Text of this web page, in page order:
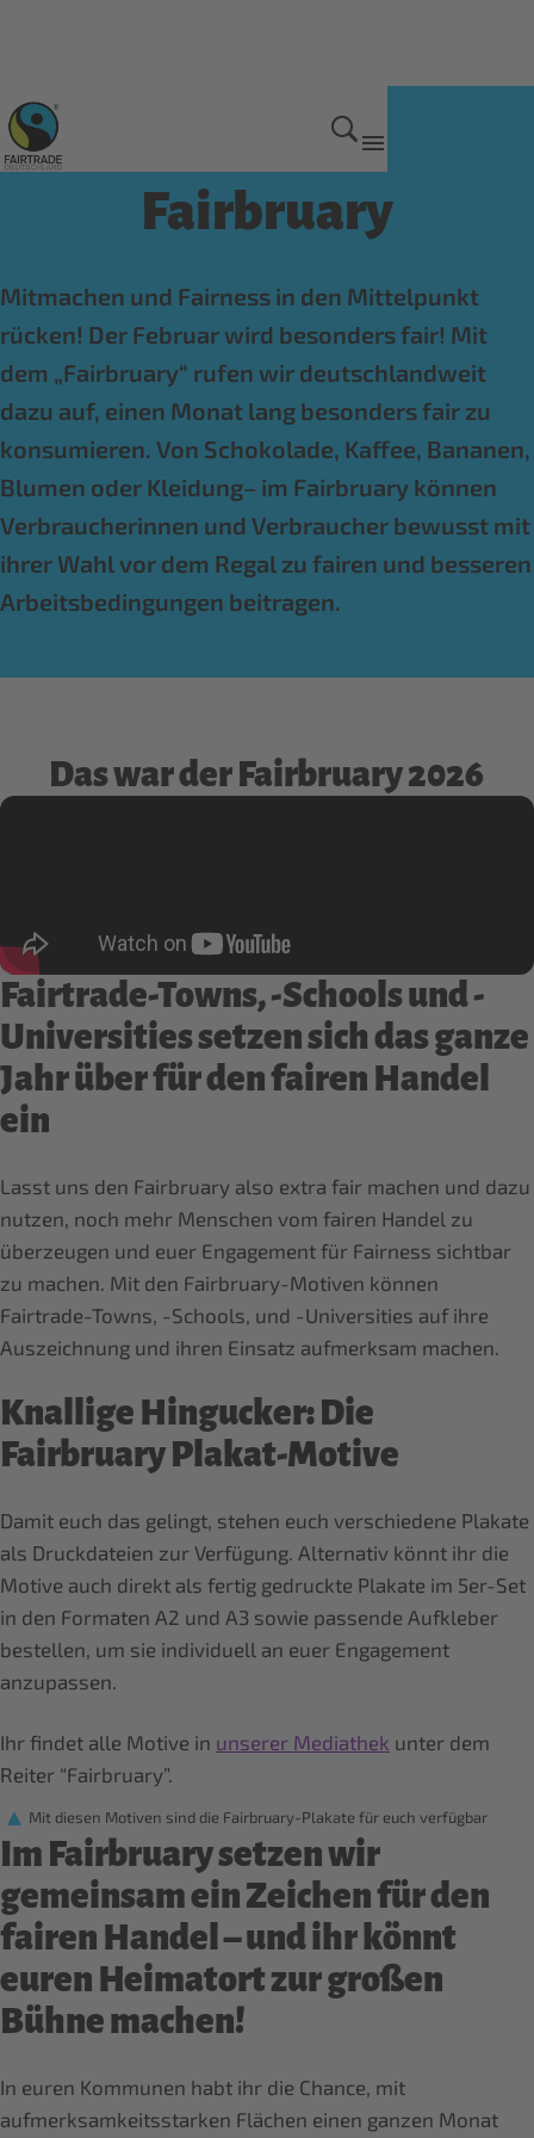
Aktionen und Kampagnen
Fairbruary
Mitmachen und Fairness in den Mittelpunkt
rücken! Der Februar wird besonders fair! Mit
dem „Fairbruary“ rufen wir deutschlandweit
dazu auf, einen Monat lang besonders fair zu
konsumieren. Von Schokolade, Kaffee, Bananen,
Blumen oder Kleidung– im Fairbruary können
Verbraucherinnen und Verbraucher bewusst mit
ihrer Wahl vor dem Regal zu fairen und besseren
Arbeitsbedingungen beitragen.
Das war der Fairbruary 2026
Fairtrade-Towns, -Schools und -
Universities setzen sich das ganze
Jahr über für den fairen Handel
ein
Lasst uns den Fairbruary also extra fair machen und dazu
nutzen, noch mehr Menschen vom fairen Handel zu
überzeugen und euer Engagement für Fairness sichtbar
zu machen. Mit den Fairbruary-Motiven können
Fairtrade-Towns, -Schools, und -Universities auf ihre
Auszeichnung und ihren Einsatz aufmerksam machen.
Knallige Hingucker: Die
Fairbruary Plakat-Motive
Damit euch das gelingt, stehen euch verschiedene Plakate
als Druckdateien zur Verfügung. Alternativ könnt ihr die
Motive auch direkt als fertig gedruckte Plakate im 5er-Set
in den Formaten A2 und A3 sowie passende Aufkleber
bestellen, um sie individuell an euer Engagement
anzupassen.
Ihr findet alle Motive in unserer Mediathek unter dem
Reiter “Fairbruary”.
Mit diesen Motiven sind die Fairbruary-Plakate für euch verfügbar
Im Fairbruary setzen wir
gemeinsam ein Zeichen für den
fairen Handel – und ihr könnt
euren Heimatort zur großen
Bühne machen!
In euren Kommunen habt ihr die Chance, mit
aufmerksamkeitsstarken Flächen einen ganzen Monat